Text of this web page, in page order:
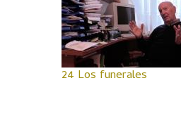
24 Los funerales